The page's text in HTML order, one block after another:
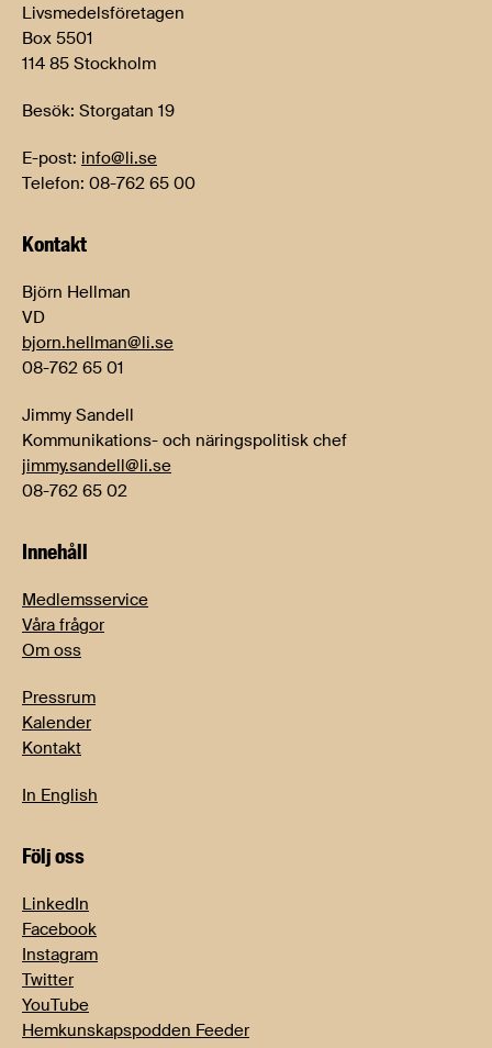
Livsmedelsföretagen
Box 5501
114 85 Stockholm
Besök: Storgatan 19
E-post: info@li.se
Telefon: 08-762 65 00
Kontakt
Björn Hellman
VD
bjorn.hellman@li.se
08-762 65 01
Jimmy Sandell
Kommunikations- och näringspolitisk chef
jimmy.sandell@li.se
08-762 65 02
Innehåll
Medlemsservice
Våra frågor
Om oss
Pressrum
Kalender
Kontakt
In English
Följ oss
LinkedIn
Facebook
Instagram
Twitter
YouTube
Hemkunskapspodden Feeder